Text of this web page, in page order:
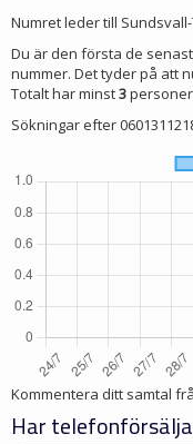
Numret leder till
Du är den första de
nummer. Det tyder på att
Totalt har minst3
Sökningar efter
Kommentera ditt samtal
Har